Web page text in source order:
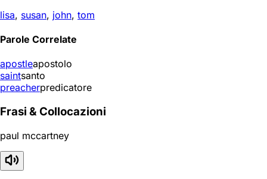
lisa, susan, john, tom
Parole Correlate
apostleapostolo
saintsanto
preacherpredicatore
Frasi & Collocazioni
paul mccartney